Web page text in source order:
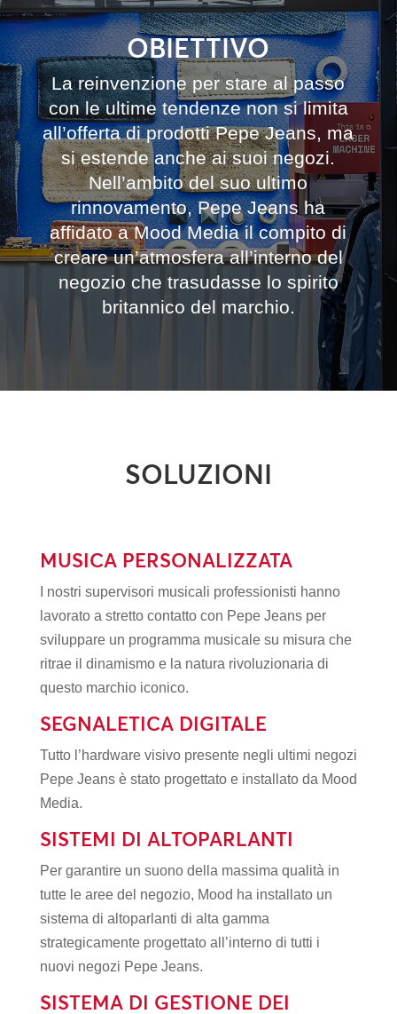
OBIETTIVO
La reinvenzione per stare al passo
con le ultime tendenze non si limita
all’offerta di prodotti Pepe Jeans, ma
si estende anche ai suoi negozi.
Nell’ambito del suo ultimo
rinnovamento, Pepe Jeans ha
affidato a Mood Media il compito di
creare un’atmosfera all’interno del
negozio che trasudasse lo spirito
britannico del marchio.
SOLUZIONI
MUSICA PERSONALIZZATA
I nostri supervisori musicali professionisti hanno
lavorato a stretto contatto con Pepe Jeans per
sviluppare un programma musicale su misura che
ritrae il dinamismo e la natura rivoluzionaria di
questo marchio iconico.
SEGNALETICA DIGITALE
Tutto l’hardware visivo presente negli ultimi negozi
Pepe Jeans è stato progettato e installato da Mood
Media.
SISTEMI DI ALTOPARLANTI
Per garantire un suono della massima qualità in
tutte le aree del negozio, Mood ha installato un
sistema di altoparlanti di alta gamma
strategicamente progettato all’interno di tutti i
nuovi negozi Pepe Jeans.
SISTEMA DI GESTIONE DEI